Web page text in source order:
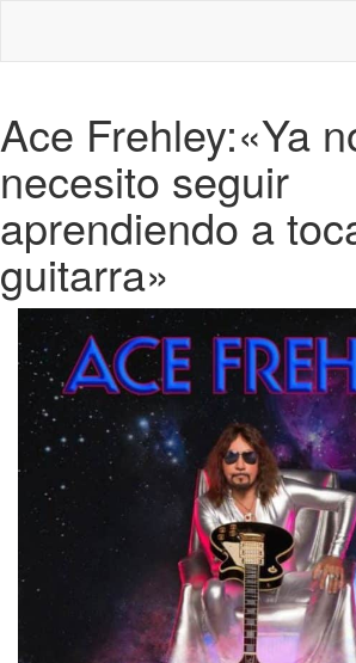
Ace Frehley:«Ya
necesito seguir
aprendiendo a
guitarra»